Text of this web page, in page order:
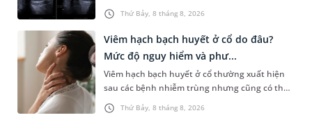
Thứ Bảy, 8 tháng 8, 2026
sức khỏe tiền hôn nhân. Qua thăm khám và
làm các xét nghiệm chuyên sâu,...
Thứ Bảy, 8 tháng 8, 2026
Viêm hạch bạch huyết ở cổ do đâu?
Mức độ nguy hiểm và phư...
Viêm hạch bạch huyết ở cổ thường xuất hiện
sau các bệnh nhiễm trùng nhưng cũng có thể
liên quan đến lao hạch hoặc ung thư. Để tìm
hiểu nguyên nhân gây viêm,...